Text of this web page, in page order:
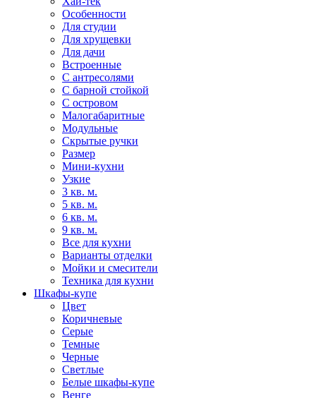
Особенности
Для студии
Для хрущевки
Для дачи
Встроенные
С антресолями
С барной стойкой
С островом
Малогабаритные
Модульные
Скрытые ручки
Размер
Мини-кухни
Узкие
3 кв. м.
5 кв. м.
6 кв. м.
9 кв. м.
Все для кухни
Варианты отделки
Мойки и смесители
Техника для кухни
Шкафы-купе
Цвет
Коричневые
Серые
Темные
Черные
Светлые
Белые шкафы-купе
Венге